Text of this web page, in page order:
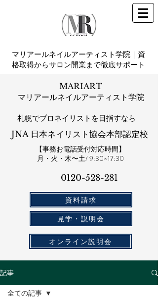
マリアールネイルアーティスト学院｜資
格取得からサロン開業まで徹底サポート
MARIART
マリアールネイルアーティスト学院
札幌​でプロネイリストを目指すなら
JNA 日本ネイリスト協会本部認定校
【事務お電話受付対応時間】
​月・火・木〜土/ 9:30~17:30
0120-528-281​
資料請求
見学・説明会
オンライン説明会
記事
全ての記事